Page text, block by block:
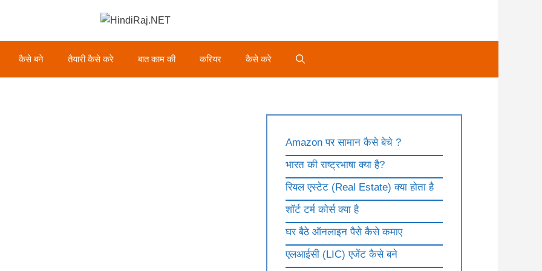
कैसे बने तैयारी कैसे करे बात काम की करियर कैसे करे
Amazon पर सामान कैसे बेचे ?
भारत की राष्ट्रभाषा क्या है?
रियल एस्टेट (Real Estate) क्या होता है
शॉर्ट टर्म कोर्स क्या है
घर बैठे ऑनलाइन पैसे कैसे कमाए
एलआईसी (LIC) एजेंट कैसे बने